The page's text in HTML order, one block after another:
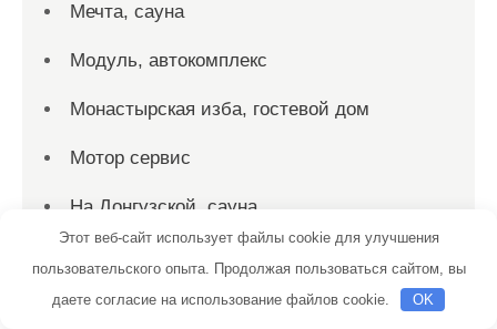
Мечта, сауна
Модуль, автокомплекс
Монастырская изба, гостевой дом
Мотор сервис
На Донгузской, сауна
На Универсальном, сауна
Этот веб-сайт использует файлы cookie для улучшения
пользовательского опыта. Продолжая пользоваться сайтом, вы
даете согласие на использование файлов cookie.
OK